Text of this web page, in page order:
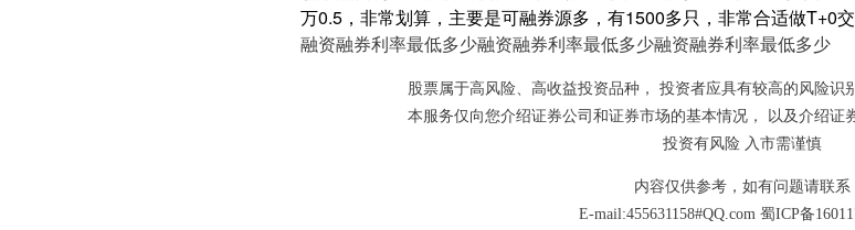
万0.5，非常划算，主要是可融券源多，有1500多只，非常合适做T+0
融资融券利率最低多少融资融券利率最低多少融资融券利率最低多少
股票属于高风险、高收益投资品种， 投资者应具有较高的风险识
本服务仅向您介绍证券公司和证券市场的基本情况， 以及介绍证
投资有风险 入市需谨慎
内容仅供参考，如有问题请联系
E-mail:455631158#QQ.com 蜀ICP备